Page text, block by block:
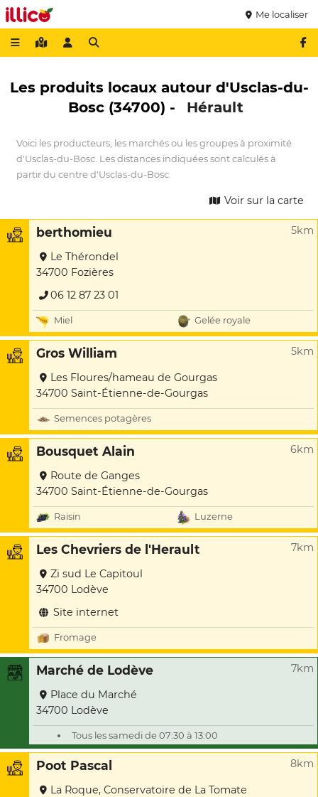
Me localiser
Les produits locaux autour d'Usclas-du-
Bosc (34700) -
Hérault
Voici les producteurs, les marchés ou les groupes à proximité
d'Usclas-du-Bosc. Les distances indiquées sont calculés à
partir du centre d'Usclas-du-Bosc.
Voir sur la carte
berthomieu 5km
Le Thérondel
34700 Fozières
06 12 87 23 01
Miel Gelée royale
Gros William 5km
Les Floures/hameau de Gourgas
34700 Saint-Étienne-de-Gourgas
Semences potagères
Bousquet Alain 6km
Route de Ganges
34700 Saint-Étienne-de-Gourgas
Raisin Luzerne
Les Chevriers de l'Herault 7km
Zi sud Le Capitoul
34700 Lodève
Site internet
Fromage
Marché de Lodève 7km
Place du Marché
34700 Lodève
Tous les samedi de 07:30 à 13:00
Poot Pascal 8km
La Roque, Conservatoire de La Tomate